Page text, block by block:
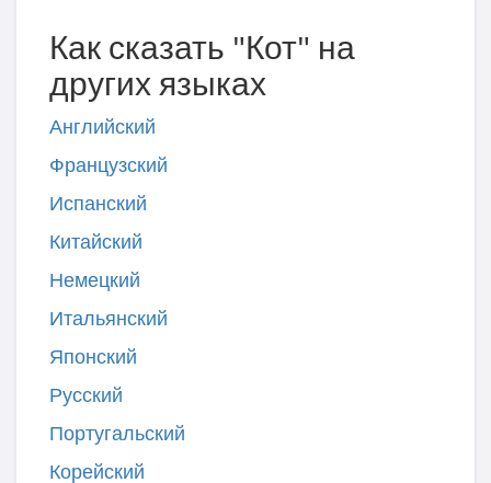
Как сказать "Кот" на
других языках
Английский
Французский
Испанский
Китайский
Немецкий
Итальянский
Японский
Русский
Португальский
Корейский